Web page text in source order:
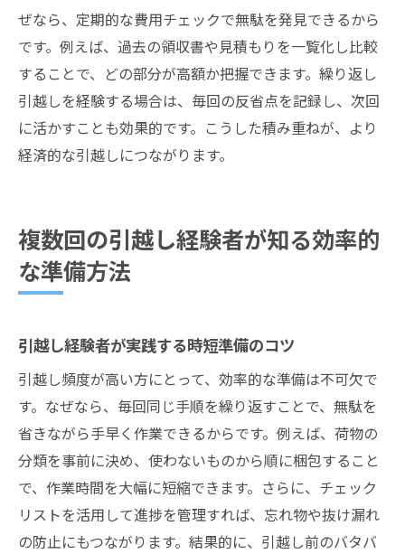
ぜなら、定期的な費用チェックで無駄を発見できるから
です。例えば、過去の領収書や見積もりを一覧化し比較
することで、どの部分が高額か把握できます。繰り返し
引越しを経験する場合は、毎回の反省点を記録し、次回
に活かすことも効果的です。こうした積み重ねが、より
経済的な引越しにつながります。
複数回の引越し経験者が知る効率的
な準備方法
引越し経験者が実践する時短準備のコツ
引越し頻度が高い方にとって、効率的な準備は不可欠で
す。なぜなら、毎回同じ手順を繰り返すことで、無駄を
省きながら手早く作業できるからです。例えば、荷物の
分類を事前に決め、使わないものから順に梱包すること
で、作業時間を大幅に短縮できます。さらに、チェック
リストを活用して進捗を管理すれば、忘れ物や抜け漏れ
の防止にもつながります。結果的に、引越し前のバタバ